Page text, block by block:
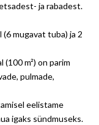
ja rabadest.
mugavat tuba) ja 2
(100 m²) on parim
pulmade,
eelistame
igaks sündmuseks.